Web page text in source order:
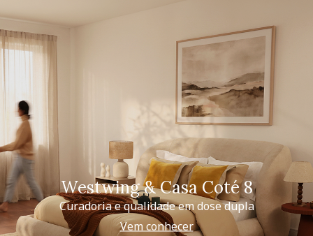
Westwing & Casa Coté 8
Curadoria e qualidade em dose dupla
Vem conhecer